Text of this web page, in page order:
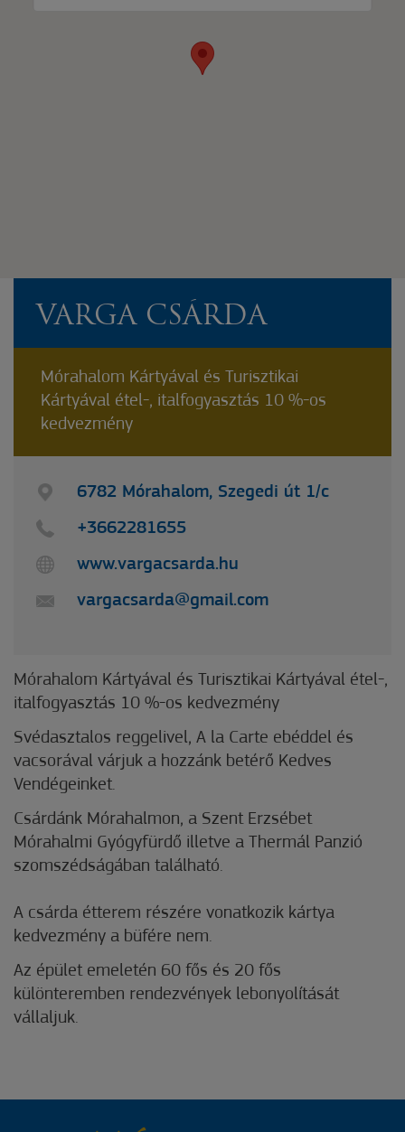
VARGA CSÁRDA
Mórahalom Kártyával és Turisztikai
Kártyával étel-, italfogyasztás 10 %-os
kedvezmény
6782 Mórahalom, Szegedi út 1/c
+3662281655
www.vargacsarda.hu
vargacsarda@gmail.com
Mórahalom Kártyával és Turisztikai Kártyával étel-,
italfogyasztás 10 %-os kedvezmény
Svédasztalos reggelivel, A la Carte ebéddel és
vacsorával várjuk a hozzánk betérő Kedves
Vendégeinket.
Csárdánk Mórahalmon, a Szent Erzsébet
Mórahalmi Gyógyfürdő illetve a Thermál Panzió
szomszédságában található.
A csárda étterem részére vonatkozik kártya
kedvezmény a büfére nem.
Az épület emeletén 60 fős és 20 fős
különteremben rendezvények lebonyolítását
vállaljuk.